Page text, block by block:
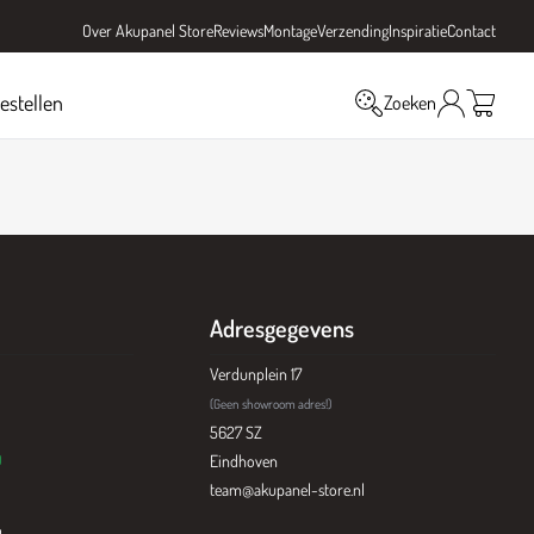
Over Akupanel StoreReviewsMontageVerzendingInspiratieContact
Zoeken
Adresgegevens
Verdunplein 17
(Geen showroom adres!)
5627 SZ
Eindhoven
team@akupanel-store.nl